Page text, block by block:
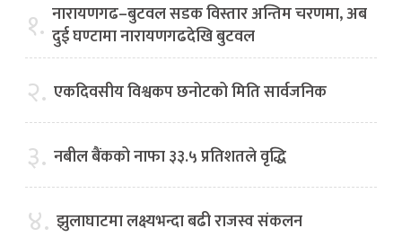
१. नारायणगढ–बुटवल सडक विस्तार अन्तिम चरणमा, अब
दुई घण्टामा नारायणगढदेखि बुटवल
२. एकदिवसीय विश्वकप छनोटको मिति सार्वजनिक
३. नबील बैंकको नाफा ३३.५ प्रतिशतले वृद्धि
४. झुलाघाटमा लक्ष्यभन्दा बढी राजस्व संकलन